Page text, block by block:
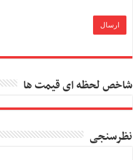
شاخص لحظه ای قیمت ها
نظرسنجی